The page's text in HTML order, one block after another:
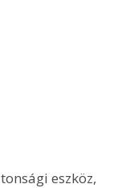
eszköz,